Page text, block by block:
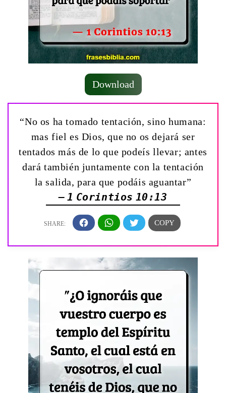
Download
“No os ha tomado tentación, sino humana:
mas fiel es Dios, que no os dejará ser
tentados más de lo que podeís llevar; antes
dará también juntamente con la tentación
la salida, para que podáis aguantar”
— 1 Corintios 10:13